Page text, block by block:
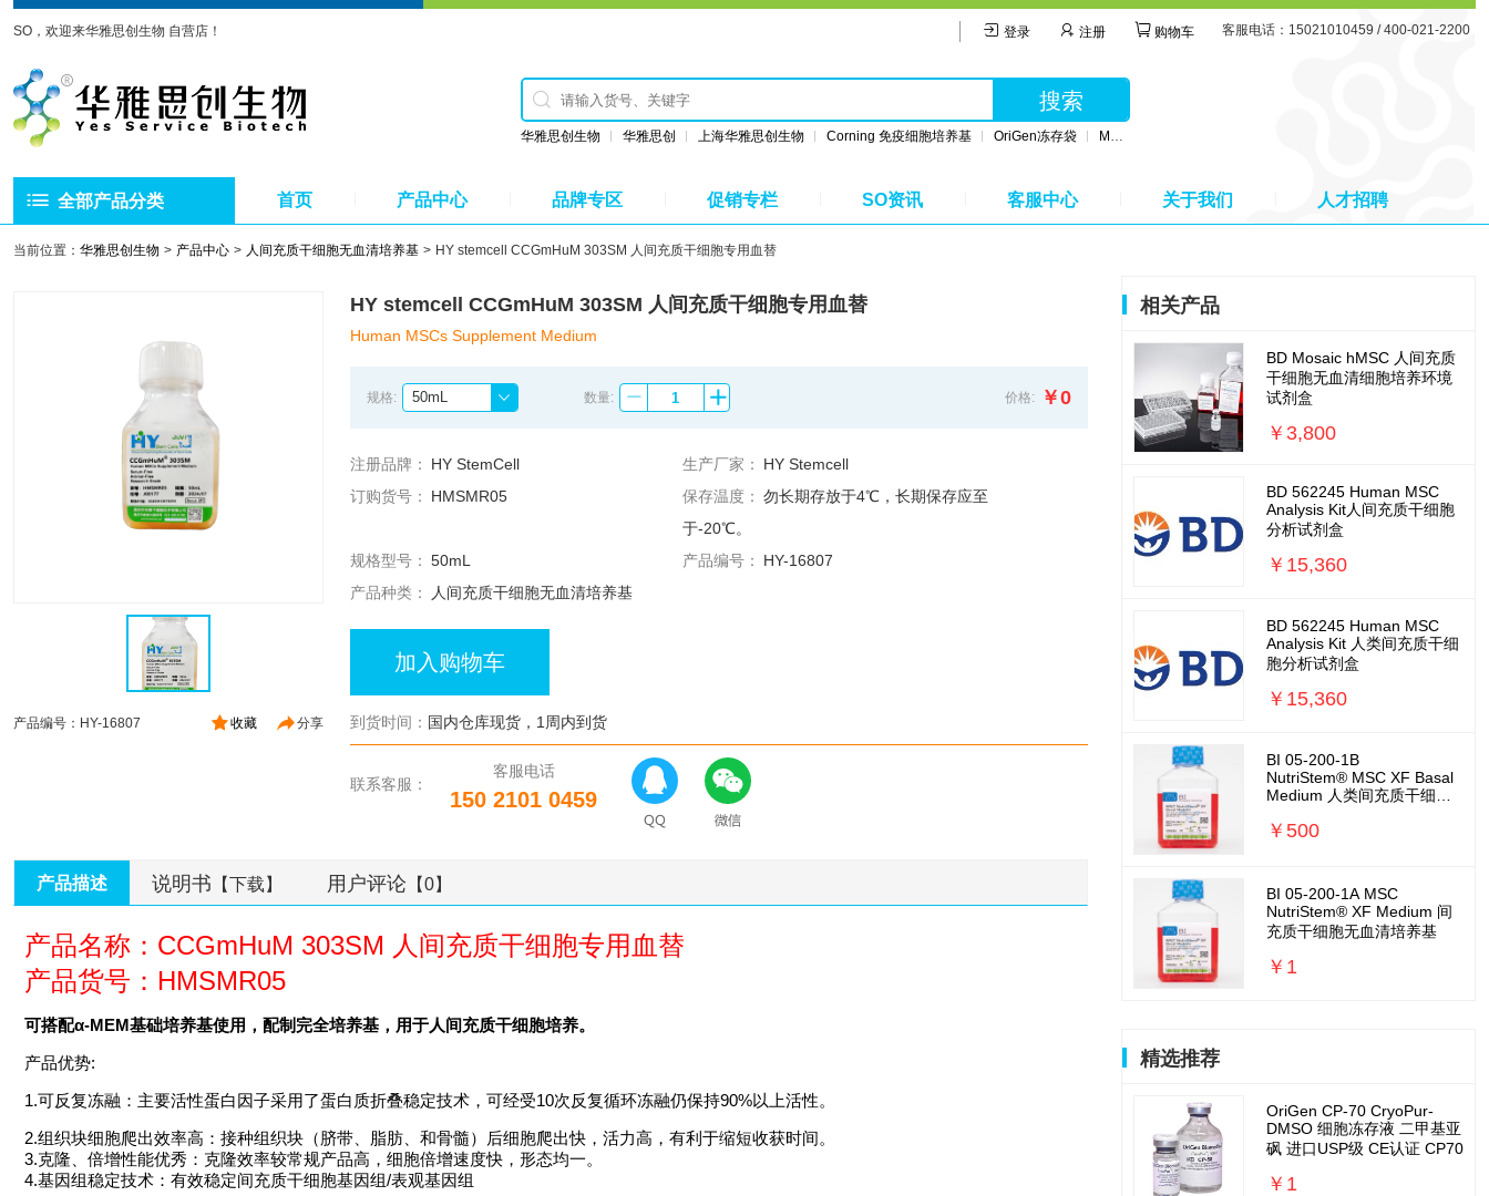
SO，欢迎来华雅思创生物 自营店！ 登录 注册 购物车 客服电话：15021010459 / 400-021-2200
搜索
华雅思创生物 华雅思创 上海华雅思创生物 Corning 免疫细胞培养基 OriGen冻存袋 MSC无血清培养基
全部产品分类 首页 产品中心 品牌专区 促销专栏 SO资讯 客服中心 关于我们 人才招聘
当前位置： 华雅思创生物 产品中心 人间充质干细胞无血清培养基 HY stemcell CCGmHuM 303SM 人间充质干细胞专用血替
分享
收藏
产品编号：HY-16807
HY stemcell CCGmHuM 303SM 人间充质干细胞专用血替
Human MSCs Supplement Medium
规格: 50mL 数量: 价格: ￥0
注册品牌： HY StemCell 生产厂家：
HY Stemcell
订购货号：
HMSMR05 保存温度： 勿长期存放于4℃，长期保存应至
于-20℃。
规格型号： 50mL 产品编号：
HY-16807
产品种类：
人间充质干细胞无血清培养基
加入购物车
到货时间： 国内仓库现货，1周内到货
联系客服：
客服电话
150 2101 0459
产品描述 说明书 【下载】 用户评论 【0】
产品名称：CCGmHuM 303SM 人间充质干细胞专用血替
产品货号：HMSMR05
可搭配α-MEM基础培养基使用，配制完全培养基，用于人间充质干细胞培养。
产品优势:
1.可反复冻融：主要活性蛋白因子采用了蛋白质折叠稳定技术，可经受10次反复循环冻融仍保持90%以上活性。
2.组织块细胞爬出效率高：接种组织块（脐带、脂肪、和骨髓）后细胞爬出快，活力高，有利于缩短收获时间。
3.克隆、倍增性能优秀：克隆效率较常规产品高，细胞倍增速度快，形态均一。
4.基因组稳定技术：有效稳定间充质干细胞基因组/表观基因组
相关产品
BD Mosaic hMSC 人间充质
干细胞无血清细胞培养环境
试剂盒
￥3,800
BD 562245 Human MSC
Analysis Kit人间充质干细胞
分析试剂盒
￥15,360
BD 562245 Human MSC
Analysis Kit 人类间充质干细
胞分析试剂盒
￥15,360
BI 05-200-1B
NutriStem® MSC XF Basal
Medium 人类间充质干细胞
￥500
BI 05-200-1A MSC
NutriStem® XF Medium 间
充质干细胞无血清培养基
￥1
精选推荐
OriGen CP-70 CryoPur-
DMSO 细胞冻存液 二甲基亚
砜 进口USP级 CE认证 CP70
￥1